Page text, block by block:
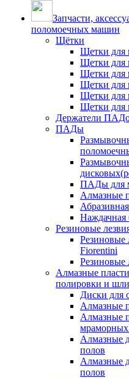
Запчасти,
поломоечных машин
Щётки
Щетки для
Щетки для
Щетки для
Щетки для
Щетки для
Щетки для
Держатели
ПАДы
ПАДы для
Алмазные
Наждачная
Резиновые
Резиновые
Fiorentini
Резиновые
Алмазные
полировки и
Диски для
Алмазные
Алмазные
мраморных
Алмазные
полов
Алмазные
полов